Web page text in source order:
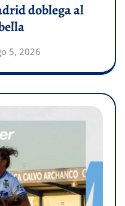
doblega al
5, 2026